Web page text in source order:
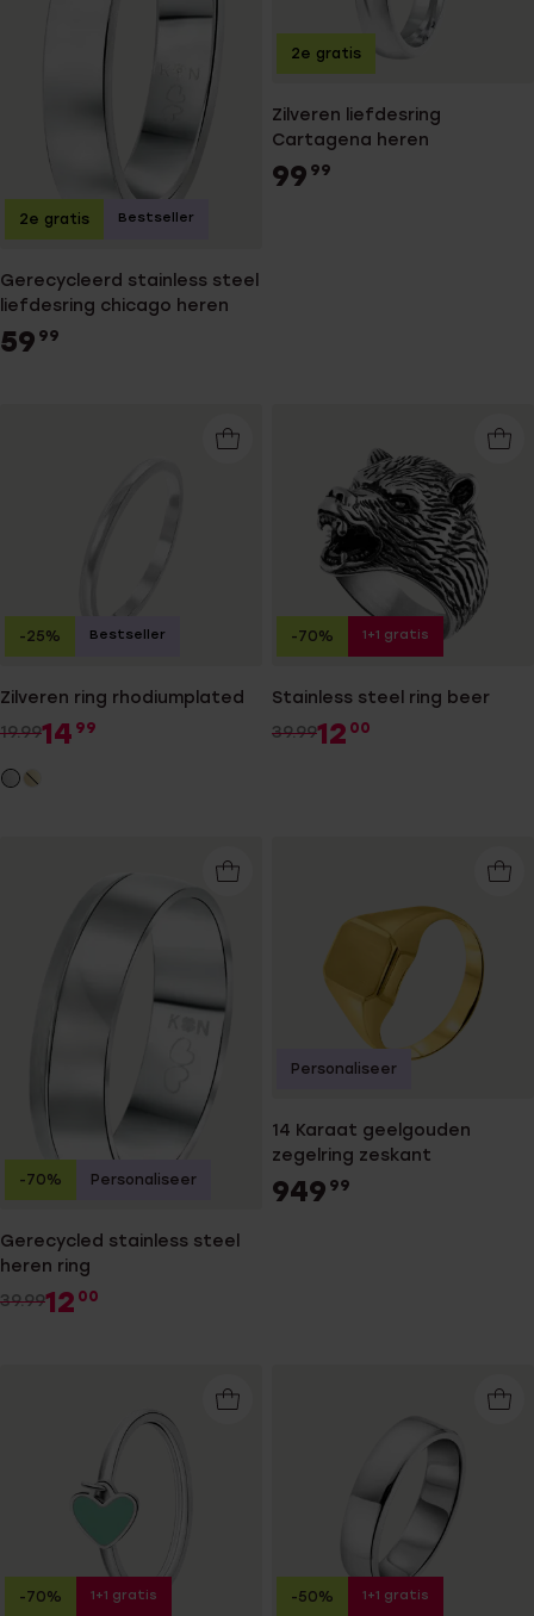
Gerecycleerd stainless steel
liefdesring chicago heren
59 99
2e gratis Bestseller
Zilveren liefdesring
Cartagena heren
99 99
2e gratis
Zilveren ring rhodiumplated
19.9914 99
-25% Bestseller
Stainless steel ring beer
39.9912 00
-70% 1+1 gratis
Gerecycled stainless steel
heren ring
39.9912 00
-70% Personaliseer
14 Karaat geelgouden
zegelring zeskant
949 99
Personaliseer
-70% 1+1 gratis -50% 1+1 gratis